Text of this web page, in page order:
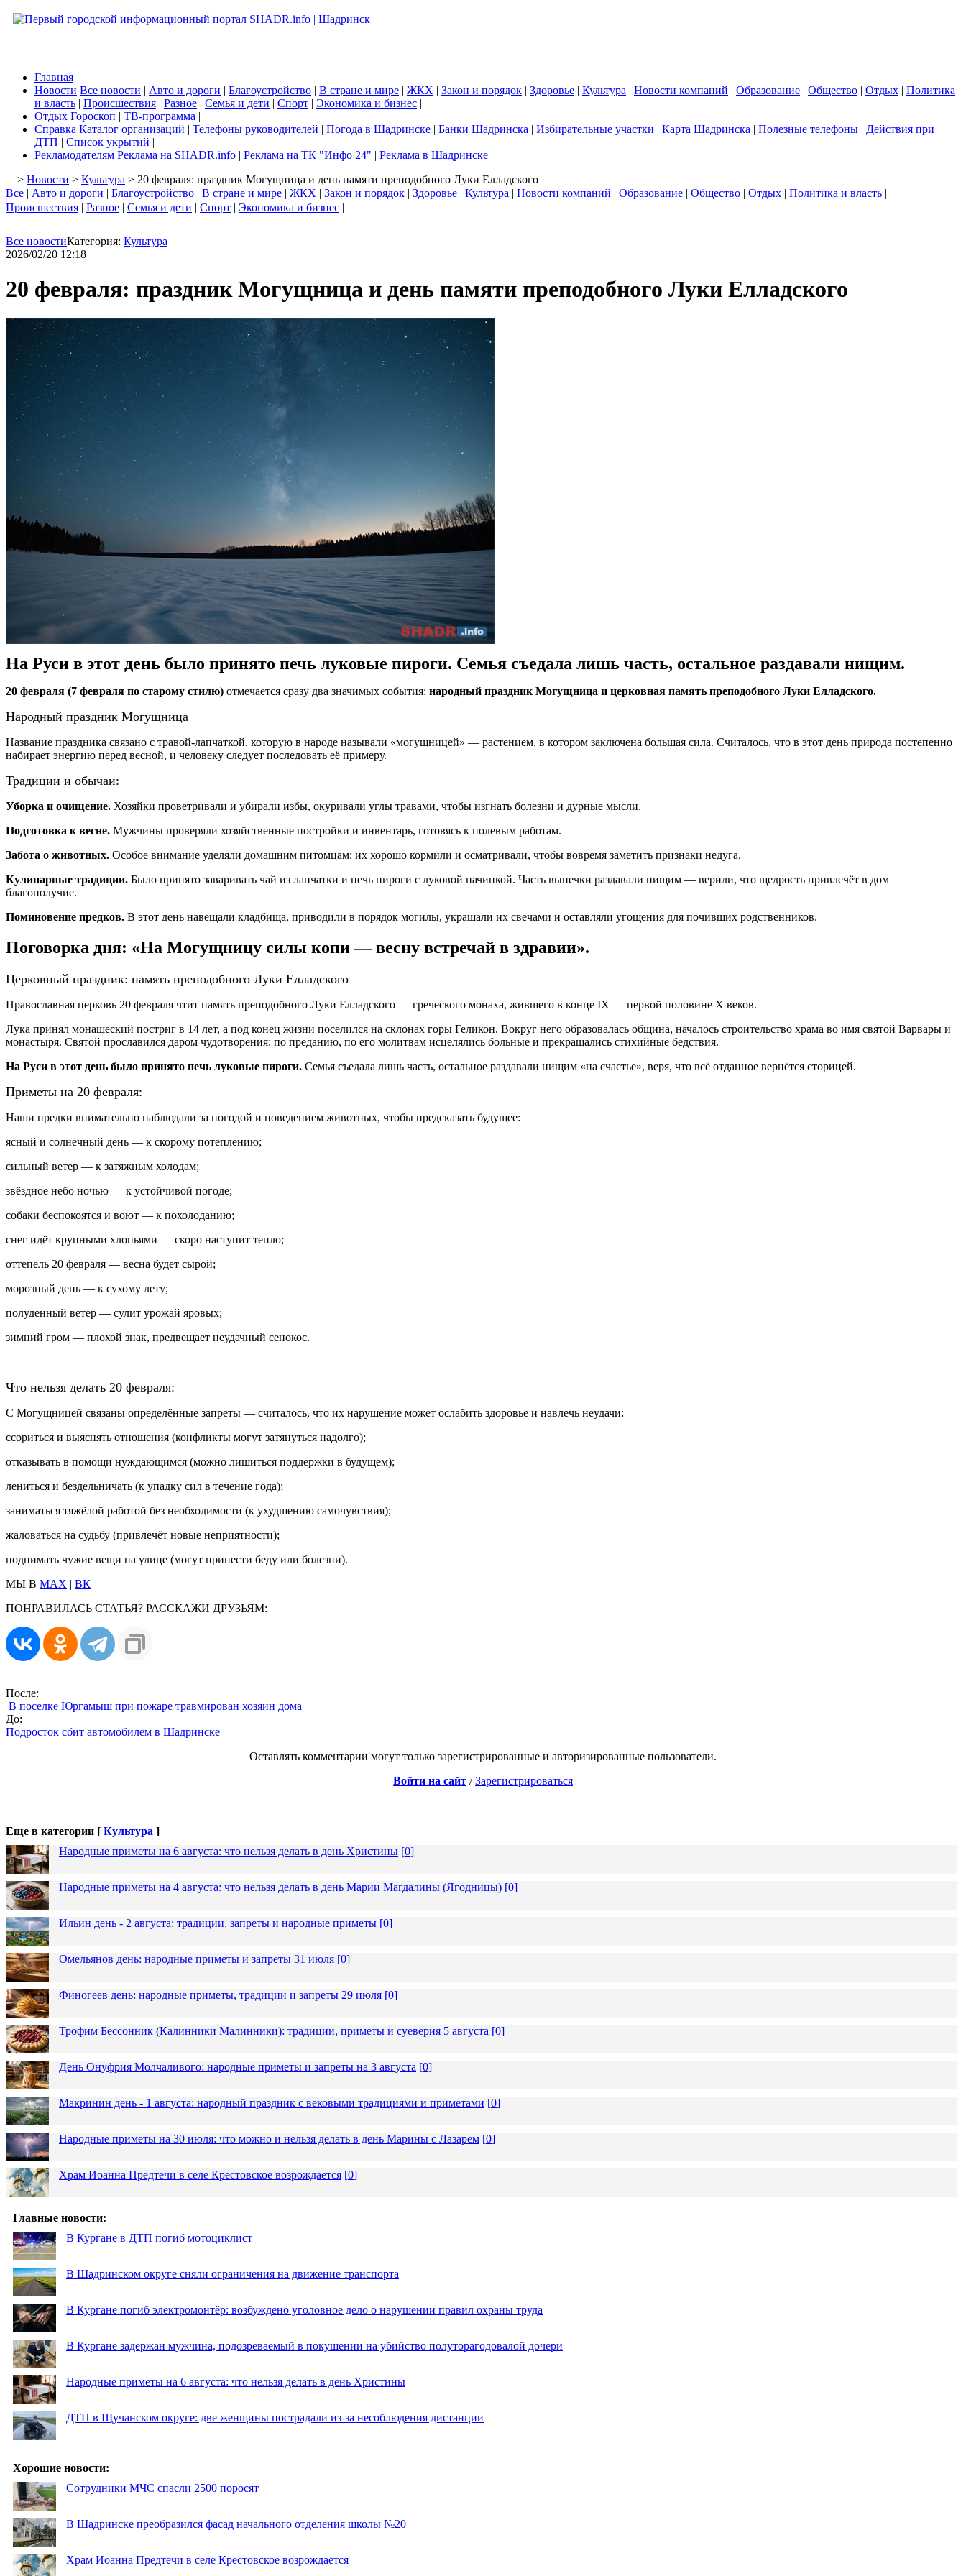
Главная
Новости Все новости | Авто и дороги | Благоустройство | В стране и мире | ЖКХ | Закон и порядок | Здоровье | Культура | Новости компаний | Образование | Общество | Отдых | Политика
и власть | Происшествия | Разное | Семья и дети | Спорт | Экономика и бизнес |
Отдых Гороскоп | ТВ-программа |
Справка Каталог организаций | Телефоны руководителей | Погода в Шадринске | Банки Шадринска | Избирательные участки | Карта Шадринска | Полезные телефоны | Действия при
ДТП | Список укрытий |
Рекламодателям Реклама на SHADR.info | Реклама на ТК "Инфо 24" | Реклама в Шадринске |
> Новости > Культура > 20 февраля: праздник Могущница и день памяти преподобного Луки Елладского
Все | Авто и дороги | Благоустройство | В стране и мире | ЖКХ | Закон и порядок | Здоровье | Культура | Новости компаний | Образование | Общество | Отдых | Политика и власть |
Происшествия | Разное | Семья и дети | Спорт | Экономика и бизнес |
Все новостиКатегория: Культура
2026/02/20 12:18
20 февраля: праздник Могущница и день памяти преподобного Луки Елладского
На Руси в этот день было принято печь луковые пироги. Семья съедала лишь часть, остальное раздавали нищим.
20 февраля (7 февраля по старому стилю) отмечается сразу два значимых события: народный праздник Могущница и церковная память преподобного Луки Елладского.
Народный праздник Могущница
Название праздника связано с травой‑лапчаткой, которую в народе называли «могущницей» — растением, в котором заключена большая сила. Считалось, что в этот день природа постепенно
набирает энергию перед весной, и человеку следует последовать её примеру.
Традиции и обычаи:
Уборка и очищение. Хозяйки проветривали и убирали избы, окуривали углы травами, чтобы изгнать болезни и дурные мысли.
Подготовка к весне. Мужчины проверяли хозяйственные постройки и инвентарь, готовясь к полевым работам.
Забота о животных. Особое внимание уделяли домашним питомцам: их хорошо кормили и осматривали, чтобы вовремя заметить признаки недуга.
Кулинарные традиции. Было принято заваривать чай из лапчатки и печь пироги с луковой начинкой. Часть выпечки раздавали нищим — верили, что щедрость привлечёт в дом
благополучие.
Поминовение предков. В этот день навещали кладбища, приводили в порядок могилы, украшали их свечами и оставляли угощения для почивших родственников.
Поговорка дня: «На Могущницу силы копи — весну встречай в здравии».
Церковный праздник: память преподобного Луки Елладского
Православная церковь 20 февраля чтит память преподобного Луки Елладского — греческого монаха, жившего в конце IX — первой половине X веков.
Лука принял монашеский постриг в 14 лет, а под конец жизни поселился на склонах горы Геликон. Вокруг него образовалась община, началось строительство храма во имя святой Варвары и
монастыря. Святой прославился даром чудотворения: по преданию, по его молитвам исцелялись больные и прекращались стихийные бедствия.
На Руси в этот день было принято печь луковые пироги. Семья съедала лишь часть, остальное раздавали нищим «на счастье», веря, что всё отданное вернётся сторицей.
Приметы на 20 февраля:
Наши предки внимательно наблюдали за погодой и поведением животных, чтобы предсказать будущее:
ясный и солнечный день — к скорому потеплению;
сильный ветер — к затяжным холодам;
звёздное небо ночью — к устойчивой погоде;
собаки беспокоятся и воют — к похолоданию;
снег идёт крупными хлопьями — скоро наступит тепло;
оттепель 20 февраля — весна будет сырой;
морозный день — к сухому лету;
полуденный ветер — сулит урожай яровых;
зимний гром — плохой знак, предвещает неудачный сенокос.
Что нельзя делать 20 февраля:
С Могущницей связаны определённые запреты — считалось, что их нарушение может ослабить здоровье и навлечь неудачи:
ссориться и выяснять отношения (конфликты могут затянуться надолго);
отказывать в помощи нуждающимся (можно лишиться поддержки в будущем);
лениться и бездельничать (к упадку сил в течение года);
заниматься тяжёлой работой без необходимости (к ухудшению самочувствия);
жаловаться на судьбу (привлечёт новые неприятности);
поднимать чужие вещи на улице (могут принести беду или болезни).
МЫ В MAX | ВК
ПОНРАВИЛАСЬ СТАТЬЯ? РАССКАЖИ ДРУЗЬЯМ:
После:
В поселке Юргамыш при пожаре травмирован хозяин дома
До:
Подросток сбит автомобилем в Шадринске
Оставлять комментарии могут только зарегистрированные и авторизированные пользователи.
Войти на сайт /Зарегистрироваться
Еще в категории [ Культура ]
Народные приметы на 6 августа: что нельзя делать в день Христины [0]
Народные приметы на 4 августа: что нельзя делать в день Марии Магдалины (Ягодницы) [0]
Ильин день - 2 августа: традиции, запреты и народные приметы [0]
Омельянов день: народные приметы и запреты 31 июля [0]
Финогеев день: народные приметы, традиции и запреты 29 июля [0]
Трофим Бессонник (Калинники Малинники): традиции, приметы и суеверия 5 августа [0]
День Онуфрия Молчаливого: народные приметы и запреты на 3 августа [0]
Макринин день - 1 августа: народный праздник с вековыми традициями и приметами [0]
Народные приметы на 30 июля: что можно и нельзя делать в день Марины с Лазарем [0]
Храм Иоанна Предтечи в селе Крестовское возрождается [0]
Главные новости:
В Кургане в ДТП погиб мотоциклист
В Шадринском округе сняли ограничения на движение транспорта
В Кургане погиб электромонтёр: возбуждено уголовное дело о нарушении правил охраны труда
В Кургане задержан мужчина, подозреваемый в покушении на убийство полуторагодовалой дочери
Народные приметы на 6 августа: что нельзя делать в день Христины
ДТП в Щучанском округе: две женщины пострадали из-за несоблюдения дистанции
Хорошие новости:
Сотрудники МЧС спасли 2500 поросят
В Шадринске преобразился фасад начального отделения школы №20
Храм Иоанна Предтечи в селе Крестовское возрождается